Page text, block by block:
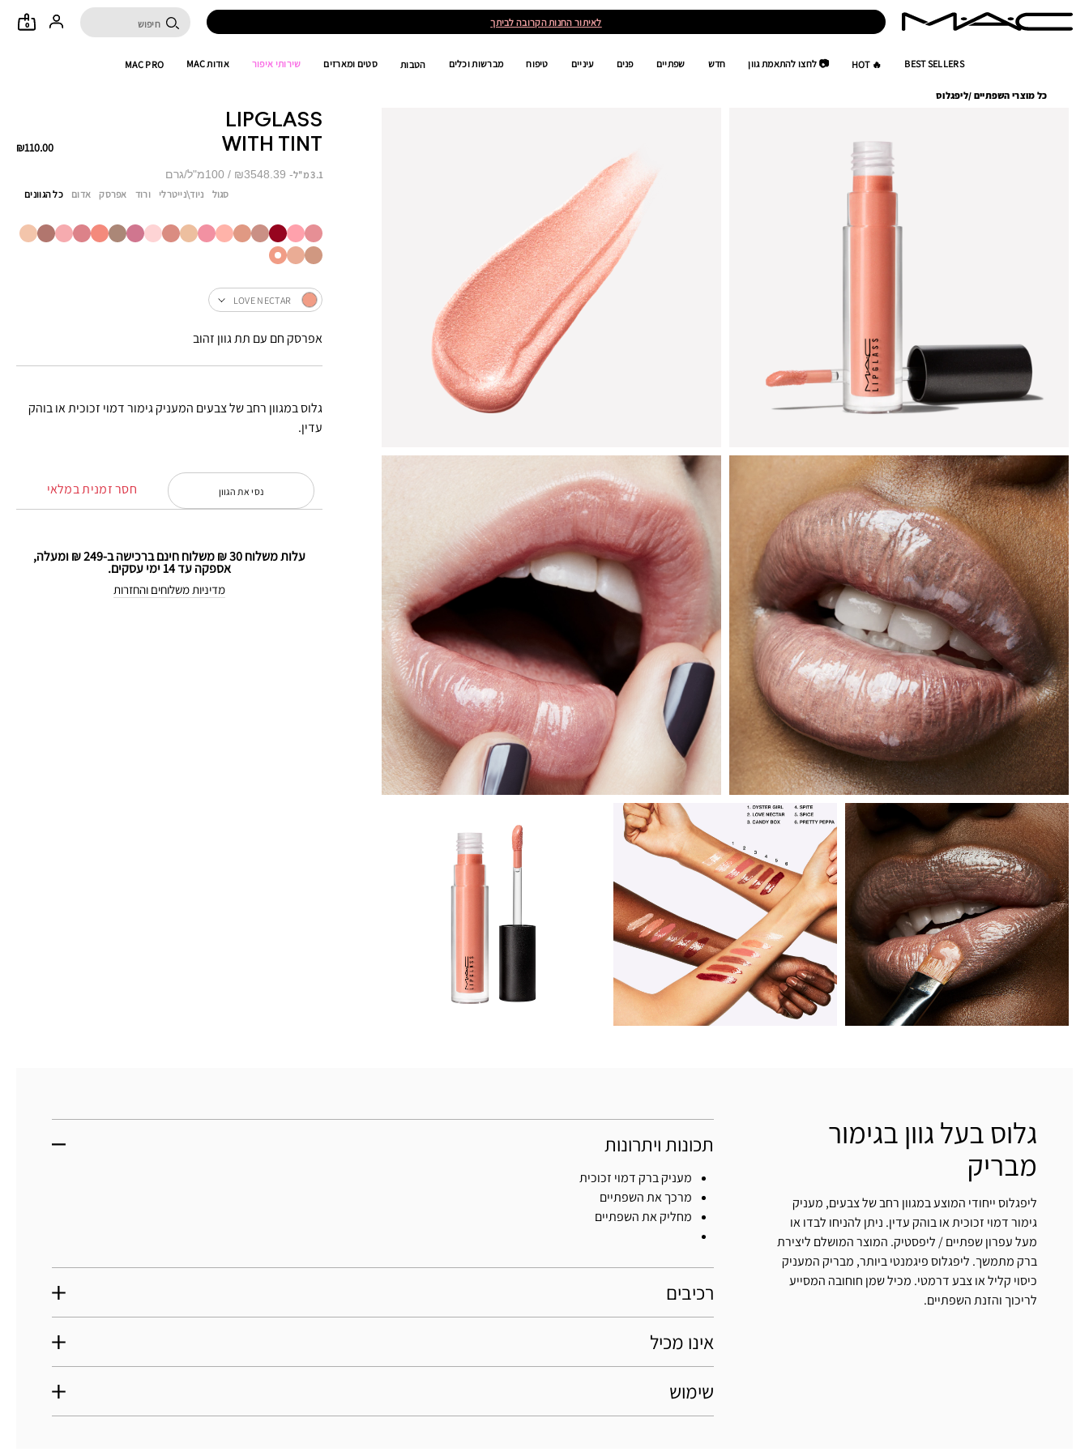
לאיתור החנות הקרובה לביתך 0
BEST SELLERS
🔥 HOT 📷 לחצו להתאמת גוון חדש שפתיים פנים עיניים טיפוח מברשות וכלים הטבות סטים ומארזים שירותי איפור אודות MAC MAC PRO
כל מוצרי השפתיים /ליפגלוס
LIPGLASS
WITH TINT
₪110.00
3.1 מ"ל ₪3548.39 / 100מ"ל/גרם
גלוס במגוון רחב של צבעים המעניק גימור דמוי זכוכית או בוהק
עדין.
כל הגוונים אדום אפרסק ורוד ניוד\נייטרלי סגול
LOVE NECTAR
אפרסק חם עם תת גוון זהוב
חסר זמנית במלאי נסי את הגוון
עלות משלוח 30 ₪ משלוח חינם ברכישה ב-249 ₪ ומעלה,
אספקה עד 14 ימי עסקים.
מדיניות משלוחים והחזרות
גלוס בעל גוון בגימור
מבריק
ליפגלוס ייחודי המוצע במגוון רחב של צבעים, מעניק
גימור דמוי זכוכית או בוהק עדין. ניתן להניחו לבדו או
מעל עפרון שפתיים / ליפסטיק. המוצר המושלם ליצירת
ברק מתמשך. ליפגלוס פיגמנטי ביותר, מבריק המעניק
כיסוי קליל או צבע דרמטי. מכיל שמן חוחובה המסייע
לריכוך והזנת השפתיים.
תכונות ויתרונות
מעניק ברק דמוי זכוכית
מרכך את השפתיים
מחליק את השפתיים
רכיבים
אינו מכיל
שימוש